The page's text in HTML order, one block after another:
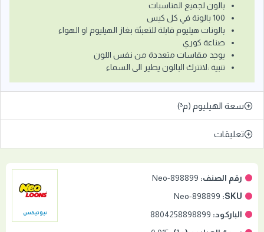
رقم الصنف: Neo-898899
SKU:
Neo-898899
الباركود: 8804258898899
نيوتيكس
بالون لجميع المناسبات
100 بالونة في كل كيس
بالونات هيليوم قابلة للتعبئة بغاز الهيليوم او الهواء
صناعة كوري
يوجد مقاسات متعددة من نفس اللون
تنبية :لاتترك البالون يطير الى السماء
سعة الهيليوم (م³)
تعليقات